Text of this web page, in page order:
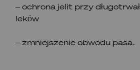
– ochrona jelit przy
leków
– zmniejszenie obwodu pasa.